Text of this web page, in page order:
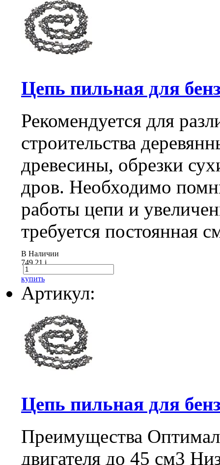
Цепь пильная для
Рекомендуется для
строительства
древесины, обрезки
дров. Необходимо
работы цепи и
требуется постоянная
В Наличии
749.21i
купить
Артикул:
Цепь пильная для
Преимущества
двигателя до 45 см3